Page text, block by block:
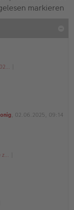
markieren
, 02.06.2025, 09:14
z…